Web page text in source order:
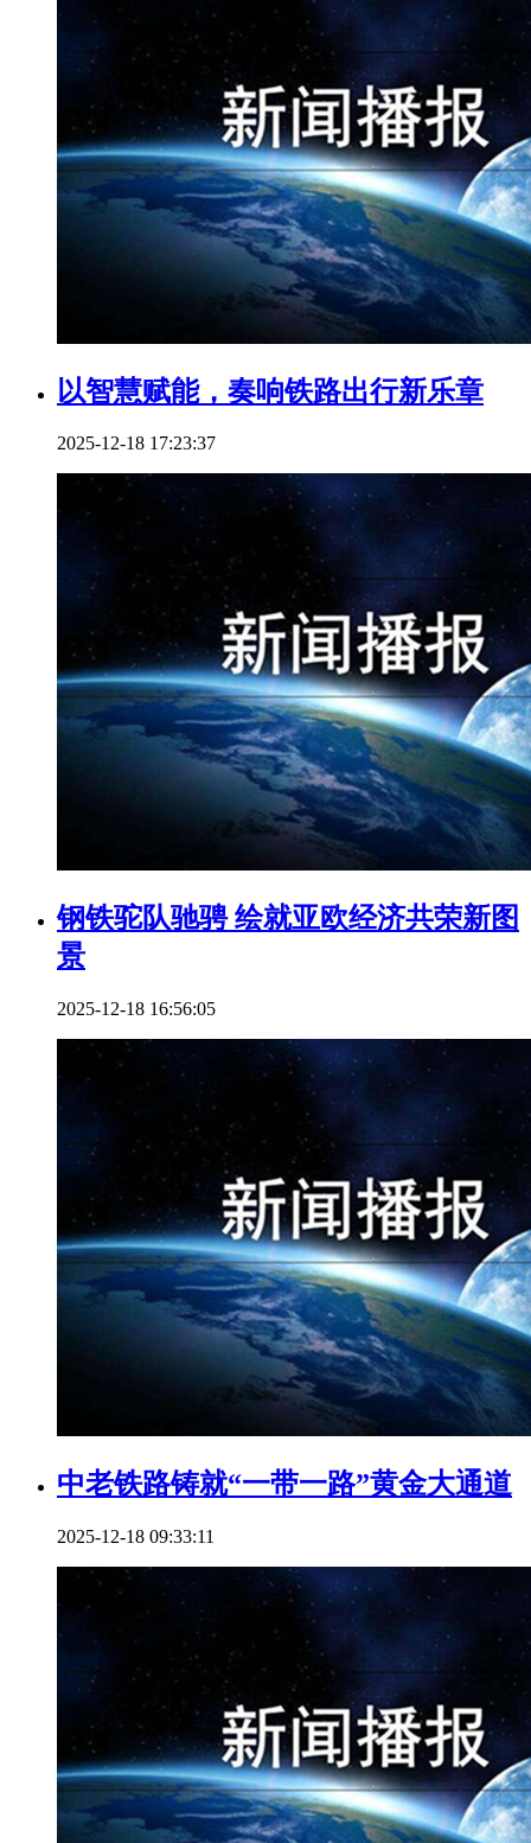
以智慧赋能，奏响铁路出行新乐章
2025-12-18 17:23:37
钢铁驼队驰骋 绘就亚欧经济共荣新图
景
2025-12-18 16:56:05
中老铁路铸就“一带一路”黄金大通道
2025-12-18 09:33:11